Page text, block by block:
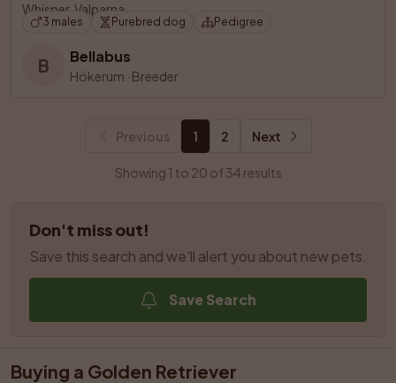
Whisper. Valparna
3 males Purebred dog Pedigree
B Bellabus
Hökerum · Breeder
Previous 1 2 Next
Showing 1 to 20 of 34 results
Don't miss out!
Save this search and we'll alert you about new pets.
Save Search
Buying a Golden Retriever